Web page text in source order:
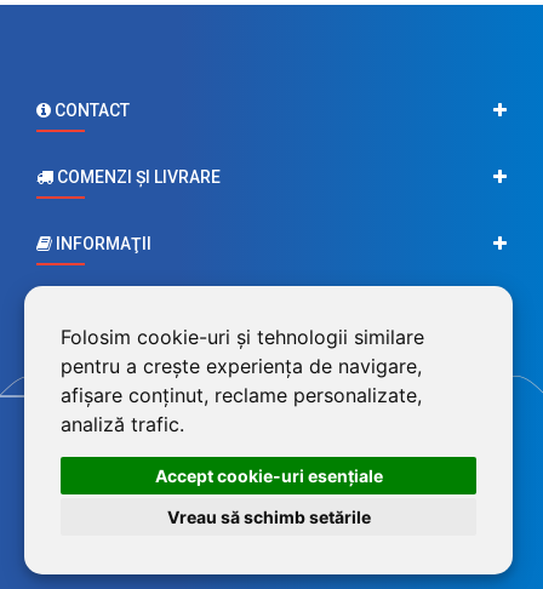
Folosim cookie-uri și tehnologii similare
pentru a crește experiența de navigare,
afișare conținut, reclame personalizate,
analiză trafic.
Accept cookie-uri esenţiale
Vreau să schimb setările
CONTACT
COMENZI ŞI LIVRARE
INFORMAŢII
©2026 BluPower® marcă înregistrată a FEROTECH DISTRIBUTION SRL,